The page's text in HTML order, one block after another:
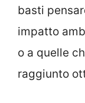
basti
impatto
o a quelle
raggiunto